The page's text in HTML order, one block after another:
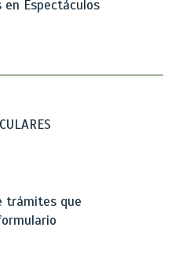
en Espectáculos
trámites que